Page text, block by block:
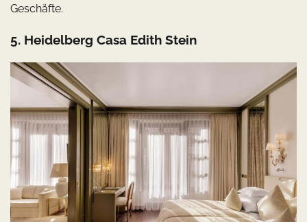
Geschäfte.
5. Heidelberg Casa Edith Stein